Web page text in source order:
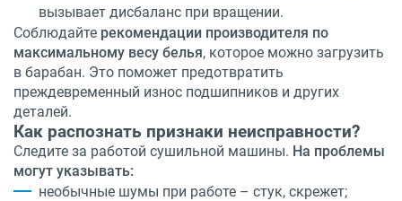
вызывает дисбаланс при вращении.
Соблюдайте рекомендации производителя по
максимальному весу белья, которое можно загрузить
в барабан. Это поможет предотвратить
преждевременный износ подшипников и других
деталей.
Как распознать признаки неисправности?
Следите за работой сушильной машины. На проблемы
могут указывать:
необычные шумы при работе – стук, скрежет;